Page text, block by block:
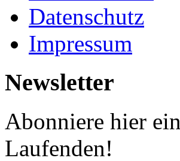
Datenschutz
Impressum
Newsletter
Abonniere hier
Laufenden!